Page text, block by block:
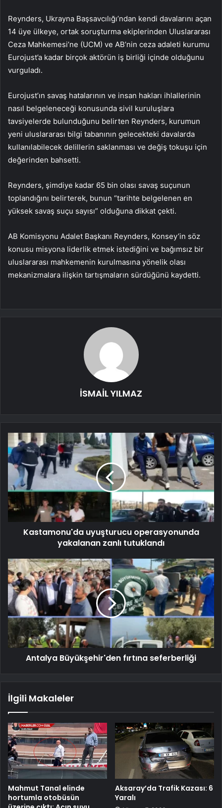
Reynders, Ukrayna Başsavcılığı’ndan kendi davalarını açan
14 üye ülkeye, ortak soruşturma ekiplerinden Uluslararası
Ceza Mahkemesi’ne (UCM) ve AB’nin ceza adaleti kurumu
Eurojust’a kadar birçok aktörün iş birliği içinde olduğunu
vurguladı.
Eurojust’ın savaş hatalarının ve insan hakları ihlallerinin
nasıl belgeleneceği konusunda sivil kuruluşlara
tavsiyelerde bulunduğunu belirten Reynders, kurumun
yeni uluslararası bilgi tabanının gelecekteki davalarda
kullanılabilecek delillerin saklanması ve değiş tokuşu için
değerinden bahsetti.
Reynders, şimdiye kadar 65 bin olası savaş suçunun
toplandığını belirterek, bunun “tarihte belgelenen en
yüksek savaş suçu sayısı” olduğuna dikkat çekti.
AB Komisyonu Adalet Başkanı Reynders, Konsey’in söz
konusu misyona liderlik etmek istediğini ve bağımsız bir
uluslararası mahkemenin kurulmasına yönelik olası
mekanizmalara ilişkin tartışmaların sürdüğünü kaydetti.
İSMAİL YILMAZ
Kastamonu'da uyuşturucu operasyonunda
yakalanan zanlı tutuklandı
Antalya Büyükşehir'den fırtına seferberliği
İlgili Makaleler
Mahmut Tanal elinde
hortumla otobüsün
Aksaray’da Trafik Kazası: 6
Yaralı